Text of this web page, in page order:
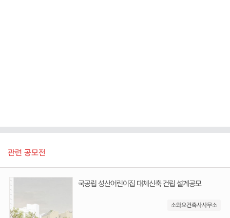
관련 공모전
국공립 성산어린이집 대체신축 건립 설계공모
소와요건축사사무소